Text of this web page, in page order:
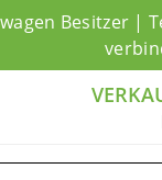
Besitzer